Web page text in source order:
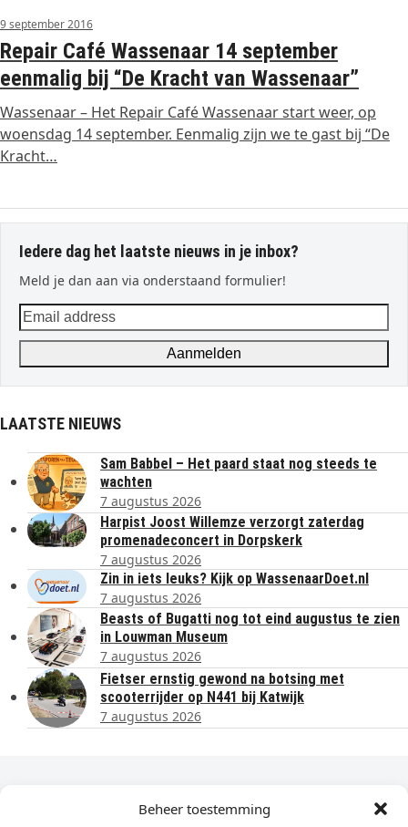
Beheer toestemming
9 september 2016
Repair Café Wassenaar 14 september
eenmalig bij “De Kracht van Wassenaar”
Wassenaar – Het Repair Café Wassenaar start weer, op
woensdag 14 september. Eenmalig zijn we te gast bij “De
Kracht…
Iedere dag het laatste nieuws in je inbox?
Meld je dan aan via onderstaand formulier!
Email
address
Aanmelden
LAATSTE NIEUWS
Sam Babbel – Het paard staat nog steeds te
wachten
7 augustus 2026
Harpist Joost Willemze verzorgt zaterdag
promenadeconcert in Dorpskerk
7 augustus 2026
Zin in iets leuks? Kijk op WassenaarDoet.nl
7 augustus 2026
Beasts of Bugatti nog tot eind augustus te zien
in Louwman Museum
7 augustus 2026
Fietser ernstig gewond na botsing met
scooterrijder op N441 bij Katwijk
7 augustus 2026
Dagelijks het laatste nieuws in je e-mail?